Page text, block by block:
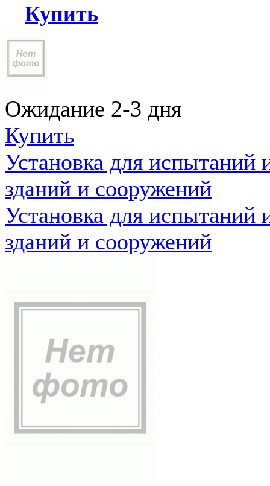
Купить
Ожидание 2-3 дня
Купить
Установка для испытаний
зданий и сооружений
Установка для испытаний
зданий и сооружений